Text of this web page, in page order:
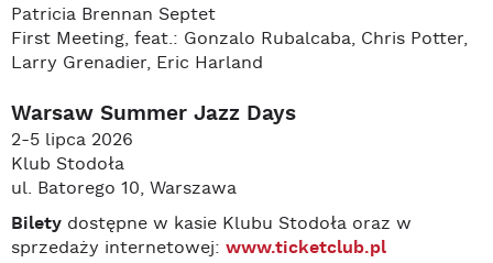
Patricia Brennan Septet
First Meeting, feat.: Gonzalo Rubalcaba, Chris Potter,
Larry Grenadier, Eric Harland
Warsaw Summer Jazz Days
2-5 lipca 2026
Klub Stodoła
ul. Batorego 10, Warszawa
Bilety dostępne w kasie Klubu Stodoła oraz w
sprzedaży internetowej: www.ticketclub.pl